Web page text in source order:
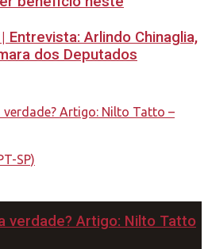
verdade? Artigo: Nilto Tatto
Entrevista: Arlindo Chinaglia,
dos Deputados